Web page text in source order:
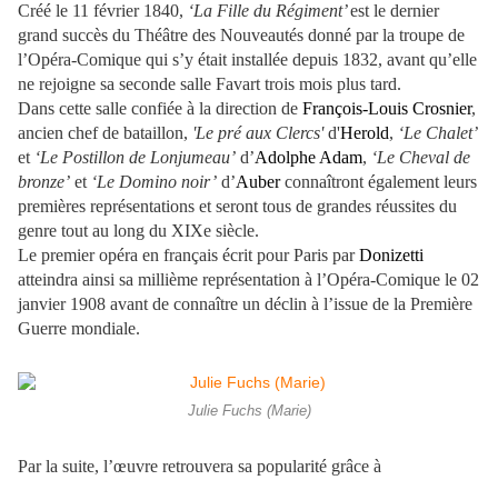
Créé le 11 février 1840, ‘La Fille du Régiment’est le dernier
grand succès du Théâtre des Nouveautés donné par la troupe de
l’Opéra-Comique qui s’y était installée depuis 1832, avant qu’elle
ne rejoigne sa seconde salle Favart trois mois plus tard.
Dans cette salle confiée à la direction de François-Louis Crosnier,
ancien chef de bataillon, 'Le pré aux Clercs'd'Herold, ‘Le Chalet’
et ‘Le Postillon de Lonjumeau’ d’Adolphe Adam, ‘Le Cheval de
bronze’ et ‘Le Domino noir’ d’Auberconnaîtront également leurs
premières représentations et seront tous de grandes réussites du
genre tout au long du XIXe siècle.
Le premier opéra en français écrit pour Paris parDonizetti
atteindra ainsi sa millième représentation à l’Opéra-Comique le 02
janvier 1908 avant de connaître un déclin à l’issue de la Première
Guerre mondiale.
Julie Fuchs (Marie)
Par la suite, l’œuvre retrouvera sa popularité grâce à